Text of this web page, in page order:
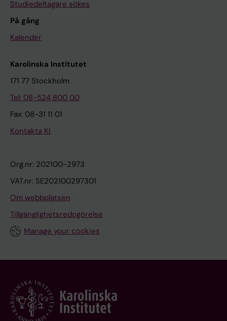
Studiedeltagare sökes
På gång
Kalender
Karolinska Institutet
171 77 Stockholm
Tel: 08-524 800 00
Fax: 08-31 11 01
Kontakta KI
Org.nr: 202100-2973
VAT.nr: SE202100297301
Om webbplatsen
Tillgänglighetsredogörelse
Manage your cookies